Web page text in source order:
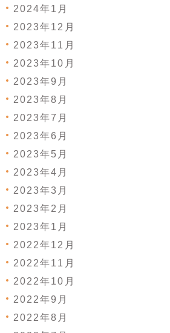
2024年1月
2023年12月
2023年11月
2023年10月
2023年9月
2023年8月
2023年7月
2023年6月
2023年5月
2023年4月
2023年3月
2023年2月
2023年1月
2022年12月
2022年11月
2022年10月
2022年9月
2022年8月